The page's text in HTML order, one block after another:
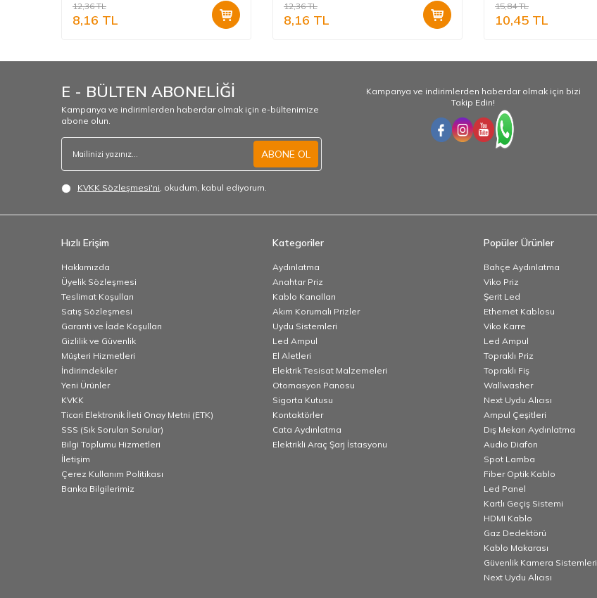
12,36TL
8,16 TL
12,36TL
8,16 TL
15,84TL
10,45 TL
E - BÜLTEN ABONELİĞİ
Kampanya ve indirimlerden haberdar olmak için e-bültenimize
abone olun.
ABONE OL
KVKK Sözleşmesi'ni, okudum, kabul ediyorum.
Kampanya ve indirimlerden haberdar olmak için bizi
Takip Edin!
Hızlı Erişim
Hakkımızda
Üyelik Sözleşmesi
Teslimat Koşulları
Satış Sözleşmesi
Garanti ve İade Koşulları
Gizlilik ve Güvenlik
Müşteri Hizmetleri
İndirimdekiler
Yeni Ürünler
KVKK
Ticari Elektronik İleti Onay Metni (ETK)
SSS (Sık Sorulan Sorular)
Bilgi Toplumu Hizmetleri
İletişim
Çerez Kullanım Politikası
Banka Bilgilerimiz
Kategoriler
Aydınlatma
Anahtar Priz
Kablo Kanalları
Akım Korumalı Prizler
Uydu Sistemleri
Led Ampul
El Aletleri
Elektrik Tesisat Malzemeleri
Otomasyon Panosu
Sigorta Kutusu
Kontaktörler
Cata Aydınlatma
Elektrikli Araç Şarj İstasyonu
Popüler Ürünler
Bahçe Aydınlatma
Viko Priz
Şerit Led
Ethernet Kablosu
Viko Karre
Led Ampul
Topraklı Priz
Topraklı Fiş
Wallwasher
Next Uydu Alıcısı
Ampul Çeşitleri
Dış Mekan Aydınlatma
Audio Diafon
Spot Lamba
Fiber Optik Kablo
Led Panel
Kartlı Geçiş Sistemi
HDMI Kablo
Gaz Dedektörü
Kablo Makarası
Güvenlik Kamera Sistemleri
Next Uydu Alıcısı